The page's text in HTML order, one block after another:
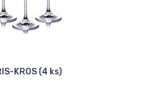
KROS (4 ks)